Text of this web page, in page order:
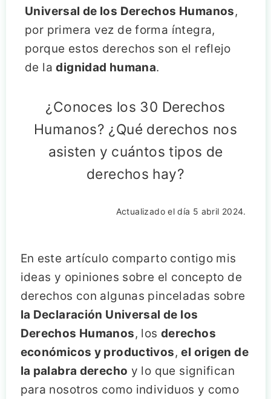
Universal de los Derechos Humanos,
por primera vez de forma íntegra,
porque estos derechos son el reflejo
de ladignidad humana.
¿Conoces los 30 Derechos
Humanos? ¿Qué derechos nos
asisten y cuántos tipos de
derechos hay?
Actualizado el día 5 abril 2024.
En este artículo comparto contigo mis
ideas y opiniones sobre el concepto de
derechos con algunas pinceladas sobre
la Declaración Universal de los
Derechos Humanos, los derechos
económicos y productivos,el origen de
la palabra derecho y lo que significan
para nosotros como individuos y como